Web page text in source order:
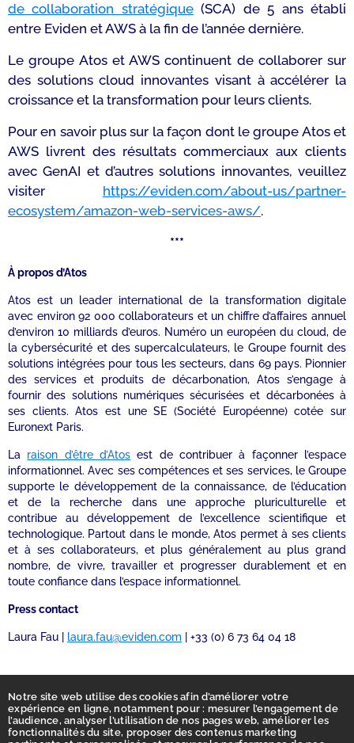
Notre site web utilise des cookies afin d’améliorer votre
expérience en ligne, notamment pour : mesurer l’engagement de
l’audience, analyser l’utilisation de nos pages web, améliorer les
fonctionnalités du site, proposer des contenus marketing
de collaboration stratégique(SCA) de 5 ans établi
entre Eviden et AWS à la fin de l’année dernière.
Le groupe Atos et AWS continuent de collaborer sur
des solutions cloud innovantes visant à accélérer la
croissance et la transformation pour leurs clients.
Pour en savoir plus sur la façon dont le groupe Atos et
AWS livrent des résultats commerciaux aux clients
avec GenAI et d’autres solutions innovantes, veuillez
visiter https://eviden.com/about-us/partner-
ecosystem/amazon-web-services-aws/.
***
Àpropos d’Atos
Atos est un leader international de la transformation digitale
avec environ 92 000 collaborateurs et un chiffre d’affaires annuel
d’environ 10 milliards d’euros. Numéro un européen du cloud, de
la cybersécurité et des supercalculateurs, le Groupe fournit des
solutions intégrées pour tous les secteurs, dans 69 pays. Pionnier
des services et produits de décarbonation, Atos s’engage à
fournir des solutions numériques sécurisées et décarbonées à
ses clients. Atos est une SE (Société Européenne) cotée sur
Euronext Paris.
La raison d’être d’Atos est de contribuer à façonner l’espace
informationnel. Avec ses compétences et ses services, le Groupe
supporte le développement de la connaissance, de l’éducation
et de la recherche dans une approche pluriculturelle et
contribue au développement de l’excellence scientifique et
technologique. Partout dans le monde, Atos permet à ses clients
et à ses collaborateurs, et plus généralement au plus grand
nombre, de vivre, travailler et progresser durablement et en
toute confiance dans l’espace informationnel.
Press contact
Laura Fau | laura.fau@eviden.com | +33 (0) 6 73 64 04 18